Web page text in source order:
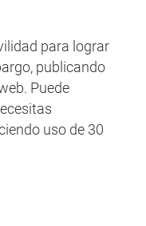
para lograr
publicando
Puede
uso de 30